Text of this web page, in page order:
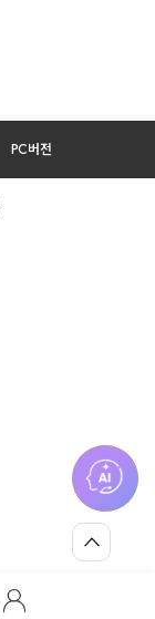
섭
외
공
고
맨
위
로
PC버전